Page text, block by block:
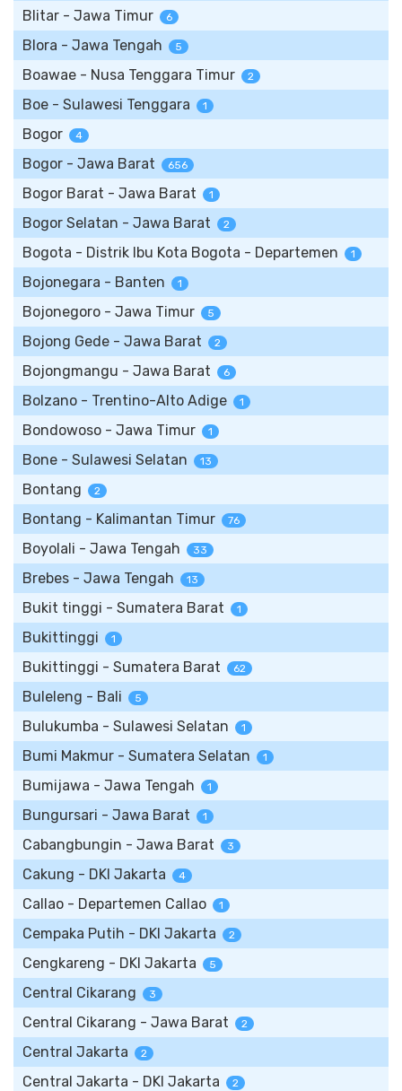
Blitar - Jawa Timur 6
Blora - Jawa Tengah 5
Boawae - Nusa Tenggara Timur 2
Boe - Sulawesi Tenggara 1
Bogor 4
Bogor - Jawa Barat 656
Bogor Barat - Jawa Barat 1
Bogor Selatan - Jawa Barat 2
Bogota - Distrik Ibu Kota Bogota - Departemen 1
Bojonegara - Banten 1
Bojonegoro - Jawa Timur 5
Bojong Gede - Jawa Barat 2
Bojongmangu - Jawa Barat 6
Bolzano - Trentino-Alto Adige 1
Bondowoso - Jawa Timur 1
Bone - Sulawesi Selatan 13
Bontang 2
Bontang - Kalimantan Timur 76
Boyolali - Jawa Tengah 33
Brebes - Jawa Tengah 13
Bukit tinggi - Sumatera Barat 1
Bukittinggi 1
Bukittinggi - Sumatera Barat 62
Buleleng - Bali 5
Bulukumba - Sulawesi Selatan 1
Bumi Makmur - Sumatera Selatan 1
Bumijawa - Jawa Tengah 1
Bungursari - Jawa Barat 1
Cabangbungin - Jawa Barat 3
Cakung - DKI Jakarta 4
Callao - Departemen Callao 1
Cempaka Putih - DKI Jakarta 2
Cengkareng - DKI Jakarta 5
Central Cikarang 3
Central Cikarang - Jawa Barat 2
Central Jakarta 2
Central Jakarta - DKI Jakarta 2